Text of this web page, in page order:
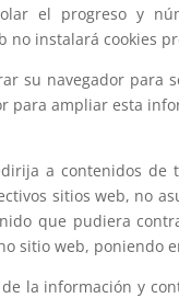
el progreso y
no instalará cookies
su navegador para
para ampliar esta
a contenidos de
sitios web, no
que pudiera
sitio web, poniendo
de la información y